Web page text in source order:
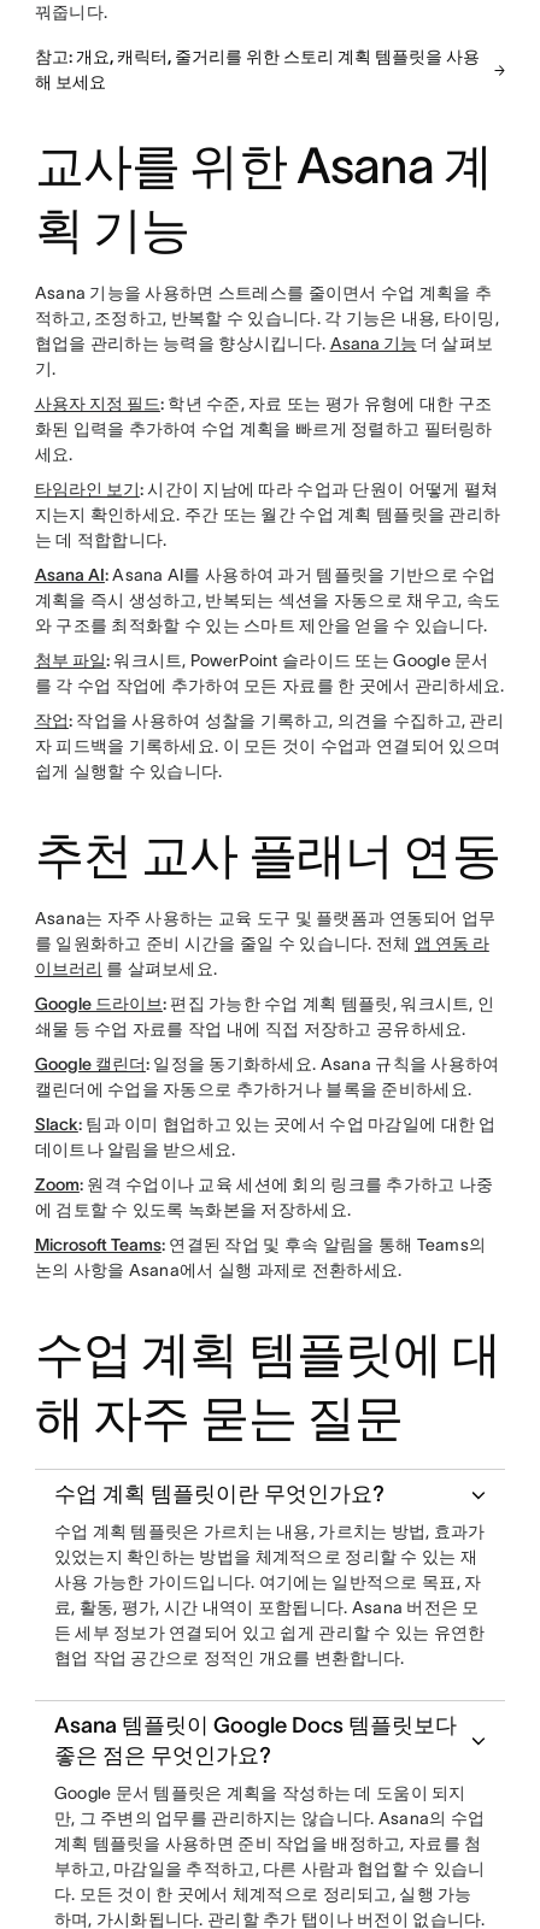
꿔줍니다.
참고: 개요, 캐릭터, 줄거리를 위한 스토리 계획 템플릿을 사용
해 보세요
교사를 위한 Asana 계
획 기능
Asana 기능을 사용하면 스트레스를 줄이면서 수업 계획을 추
적하고, 조정하고, 반복할 수 있습니다. 각 기능은 내용, 타이밍,
협업을 관리하는 능력을 향상시킵니다. Asana 기능 더 살펴보
기.
사용자 지정 필드: 학년 수준, 자료 또는 평가 유형에 대한 구조
화된 입력을 추가하여 수업 계획을 빠르게 정렬하고 필터링하
세요.
타임라인 보기:시간이 지남에 따라 수업과 단원이 어떻게 펼쳐
지는지 확인하세요. 주간 또는 월간 수업 계획 템플릿을 관리하
는 데 적합합니다.
Asana AI:Asana AI를 사용하여 과거 템플릿을 기반으로 수업
계획을 즉시 생성하고, 반복되는 섹션을 자동으로 채우고, 속도
와 구조를 최적화할 수 있는 스마트 제안을 얻을 수 있습니다.
첨부 파일:워크시트, PowerPoint 슬라이드 또는 Google 문서
를 각 수업 작업에 추가하여 모든 자료를 한 곳에서 관리하세요.
작업: 작업을 사용하여 성찰을 기록하고, 의견을 수집하고, 관리
자 피드백을 기록하세요. 이 모든 것이 수업과 연결되어 있으며
쉽게 실행할 수 있습니다.
추천 교사 플래너 연동
Asana는 자주 사용하는 교육 도구 및 플랫폼과 연동되어 업무
를 일원화하고 준비 시간을 줄일 수 있습니다. 전체 앱 연동 라
이브러리 를 살펴보세요.
Google 드라이브: 편집 가능한 수업 계획 템플릿, 워크시트, 인
쇄물 등 수업 자료를 작업 내에 직접 저장하고 공유하세요.
Google 캘린더: 일정을 동기화하세요. Asana 규칙을 사용하여
캘린더에 수업을 자동으로 추가하거나 블록을 준비하세요.
Slack: 팀과 이미 협업하고 있는 곳에서 수업 마감일에 대한 업
데이트나 알림을 받으세요.
Zoom: 원격 수업이나 교육 세션에 회의 링크를 추가하고 나중
에 검토할 수 있도록 녹화본을 저장하세요.
Microsoft Teams: 연결된 작업 및 후속 알림을 통해 Teams의
논의 사항을 Asana에서 실행 과제로 전환하세요.
수업 계획 템플릿에 대
해 자주 묻는 질문
수업 계획 템플릿이란 무엇인가요?
수업 계획 템플릿은 가르치는 내용, 가르치는 방법, 효과가
있었는지 확인하는 방법을 체계적으로 정리할 수 있는 재
사용 가능한 가이드입니다. 여기에는 일반적으로 목표, 자
료, 활동, 평가, 시간 내역이 포함됩니다. Asana 버전은 모
든 세부 정보가 연결되어 있고 쉽게 관리할 수 있는 유연한
협업 작업 공간으로 정적인 개요를 변환합니다.
Asana 템플릿이 Google Docs 템플릿보다
좋은 점은 무엇인가요?
Google 문서 템플릿은 계획을 작성하는 데 도움이 되지
만, 그 주변의 업무를 관리하지는 않습니다. Asana의 수업
계획 템플릿을 사용하면 준비 작업을 배정하고, 자료를 첨
부하고, 마감일을 추적하고, 다른 사람과 협업할 수 있습니
다. 모든 것이 한 곳에서 체계적으로 정리되고, 실행 가능
하며, 가시화됩니다. 관리할 추가 탭이나 버전이 없습니다.